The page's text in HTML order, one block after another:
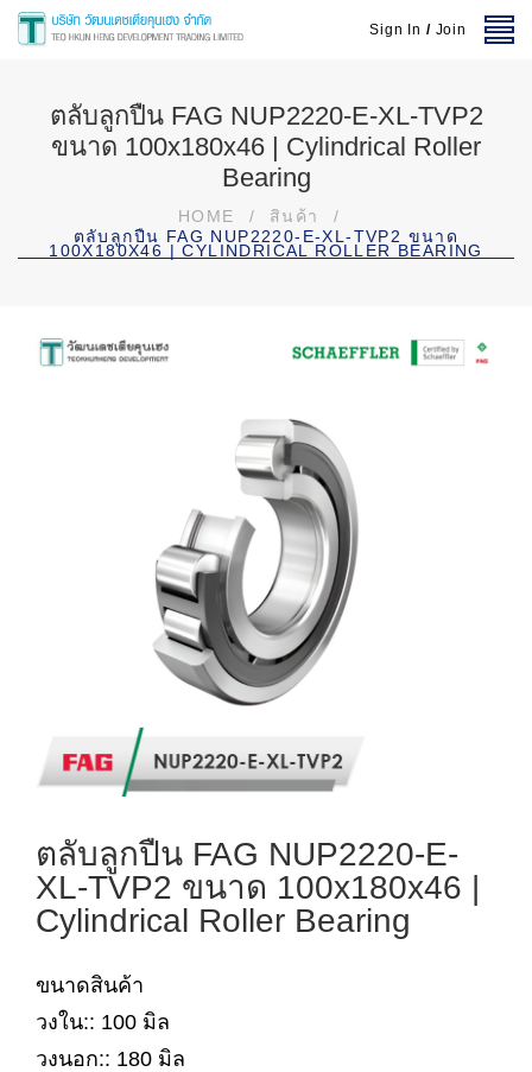
Sign In / Join
ตลับลูกปืน FAG NUP2220-E-XL-TVP2
ขนาด 100x180x46 | Cylindrical Roller
Bearing
HOME / สินค้า
/
ตลับลูกปืน FAG NUP2220-E-XL-TVP2 ขนาด
100X180X46 | CYLINDRICAL ROLLER BEARING
ตลับลูกปืน FAG NUP2220-E-
XL-TVP2 ขนาด 100x180x46 |
Cylindrical Roller Bearing
ขนาดสินค้า
วงใน:: 100 มิล
วงนอก:: 180 มิล